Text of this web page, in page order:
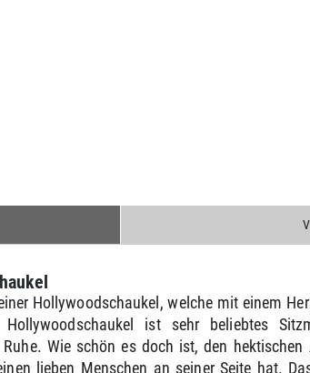
Hollywoodschaukel, welche mit einem
ist sehr beliebtes
Wie schön es doch ist, den
lieben Menschen an seiner Seite hat.